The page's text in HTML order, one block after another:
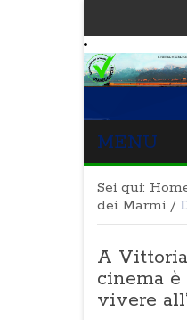
MENU
Sei qui:
dei Marmi /
A
cinema
vivere